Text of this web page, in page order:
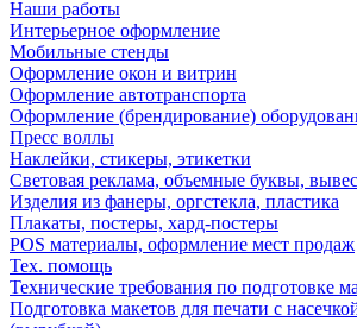
Наши работы
Интерьерное оформление
Мобильные стенды
Оформление окон и витрин
Оформление автотранспорта
Оформление (брендирование)
Пресс воллы
Наклейки, стикеры, этикетки
Световая реклама, объемные буквы,
Изделия из фанеры, оргстекла, пластика
Плакаты, постеры, хард-постеры
POS материалы, оформление мест продаж
Тех. помощь
Технические требования по подготовке
Подготовка макетов для печати с